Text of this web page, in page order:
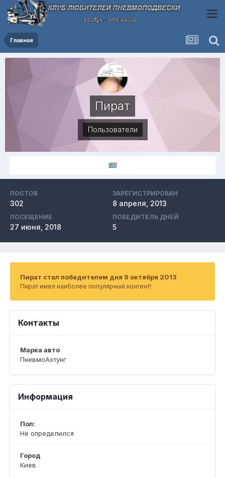
Главная
Пират
Пользователи
ПОСТОВ
302
ЗАРЕГИСТРИРОВАН
8 апреля, 2013
ПОСЕЩЕНИЕ
27 июня, 2018
ПОБЕДИТЕЛЬ ДНЕЙ
5
Пират стал победителем дня 9 октября 2013
Пират имел наиболее популярный контент!
Контакты
Марка авто
ПневмоАхтунг
Информация
Пол:
Не определился
Город
Киев